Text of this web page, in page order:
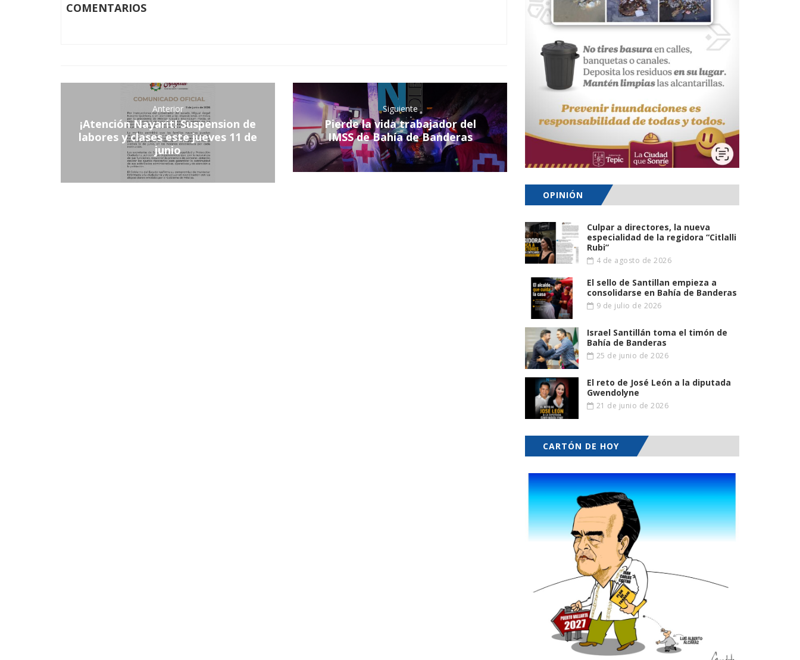
COMENTARIOS
Anterior
¡Atención Nayarit! Suspension de
labores y clases este jueves 11 de
junio
Siguiente
Pierde la vida trabajador del
IMSS de Bahía de Banderas
OPINIÓN
Culpar a directores, la nueva
especialidad de la regidora “Citlalli
Rubi”
4 de agosto de 2026
El sello de Santillan empieza a
consolidarse en Bahía de Banderas
9 de julio de 2026
Israel Santillán toma el timón de
Bahía de Banderas
25 de junio de 2026
El reto de José León a la diputada
Gwendolyne
21 de junio de 2026
CARTÓN DE HOY